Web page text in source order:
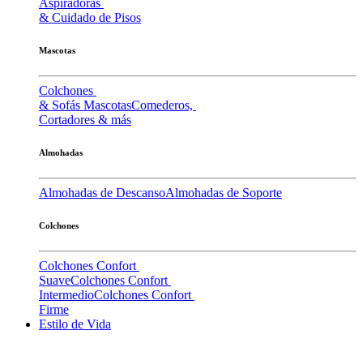
Aspiradoras
& Cuidado de Pisos
Mascotas
Colchones
& Sofás MascotasComederos,
Cortadores & más
Almohadas
Almohadas de DescansoAlmohadas de Soporte
Colchones
Colchones Confort
SuaveColchones Confort
IntermedioColchones Confort
Firme
Estilo de Vida